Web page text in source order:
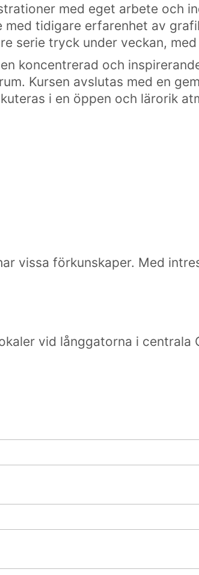
med eget arbete och
tidigare erfarenhet av
serie tryck under veckan,
koncentrerad och
Kursen avslutas med en
i en öppen och lärorik
vissa förkunskaper. Med
vid långgatorna i centrala